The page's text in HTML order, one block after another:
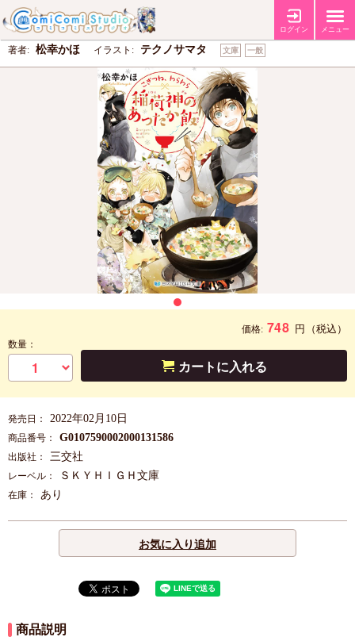
ログイン メニュー
こぎつね、わらわら 稲荷神のあったか飯
著者: 松幸かほ イラスト: テクノサマタ 文庫 一般
価格: 748 円 （税込）
数量：
カートに入れる
発売日： 2022年02月10日
商品番号： G0107590002000131586
出版社： 三交社
レーベル： ＳＫＹＨＩＧＨ文庫
在庫： あり
お気に入り追加
商品説明